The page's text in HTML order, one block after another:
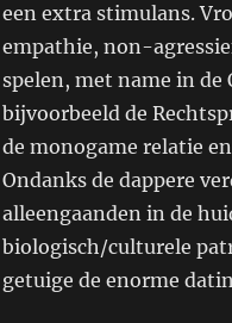
een extra stimulans.
empathie, non-
spelen, met name in de
bijvoorbeeld de
de monogame relatie
Ondanks de dappere
alleengaanden in de
biologisch/culturele
getuige de enorme